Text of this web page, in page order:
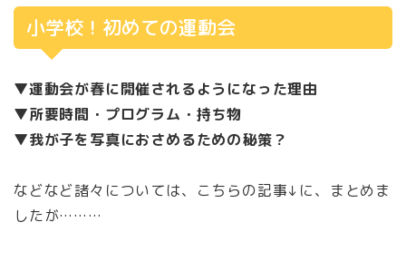
小学校！初めての運動会
▼運動会が春に開催されるようになった理由
▼所要時間・プログラム・持ち物
▼我が子を写真におさめるための秘策？
などなど諸々については、こちらの記事↓に、まとめま
したが………